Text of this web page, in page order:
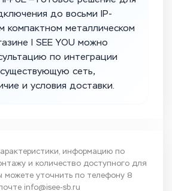
до восьми IP-
компактном металлическом
I SEE YOU можно
по интеграции
сеть,
и условия доставки.
информацию по
и количество доступного для
можете уточнить по телефону 8
info@isee-sb.ru